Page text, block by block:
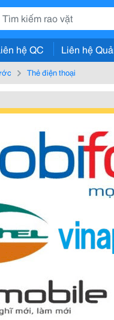
hệ QC Liên hệ
Thẻ điện thoại